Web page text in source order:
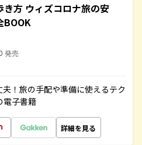
き方 ウィズコロナ旅の安
BOOK
発売
！旅の手配や準備に使えるテク
電子書籍
詳細を見る